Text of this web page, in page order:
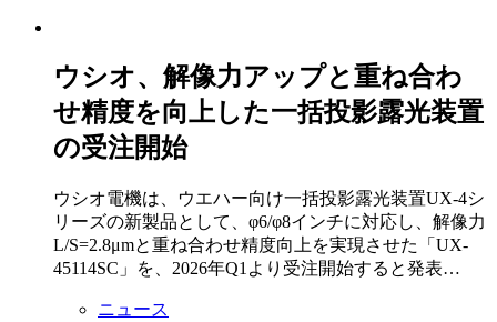
ウシオ、解像力アップと重ね合わ
せ精度を向上した一括投影露光装置
の受注開始
ウシオ電機は、ウエハー向け一括投影露光装置UX-4シ
リーズの新製品として、φ6/φ8インチに対応し、解像力
L/S=2.8μmと重ね合わせ精度向上を実現させた「UX-
45114SC」を、2026年Q1より受注開始すると発表…
ニュース